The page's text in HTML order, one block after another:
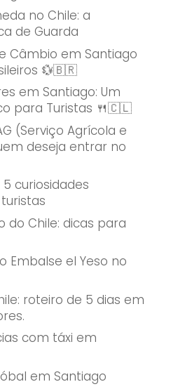
no Chile: a
de Guarda
Câmbio em Santiago
💱🇧🇷
em Santiago: Um
para Turistas 🍴🇨🇱
(Serviço Agrícola e
deseja entrar no
curiosidades
do Chile: dicas para
Embalse el Yeso no
roteiro de 5 dias em
com táxi em
em Santiago